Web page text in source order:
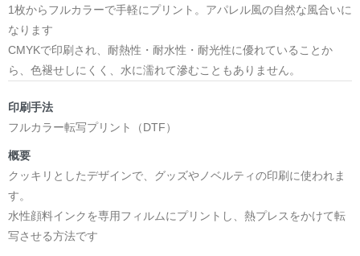
1枚からフルカラーで手軽にプリント。アパレル風の自然な風合いに
なります
CMYKで印刷され、耐熱性・耐水性・耐光性に優れていることか
ら、色褪せしにくく、水に濡れて滲むこともありません。
印刷手法
フルカラー転写プリント（DTF）
概要
クッキリとしたデザインで、グッズやノベルティの印刷に使われま
す。
水性顔料インクを専用フィルムにプリントし、熱プレスをかけて転
写させる方法です